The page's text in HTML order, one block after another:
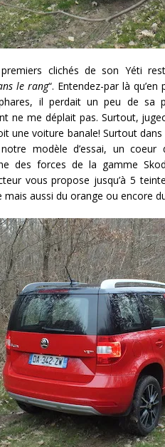
clichés de son Yéti
le rang“. Entendez-par là
il perdait un peu de sa
ne me déplait pas. Surtout,
une voiture banale! Surtout
modèle d’essai, un
des forces de la gamme
vous propose jusqu’à 5
aussi du orange ou encore